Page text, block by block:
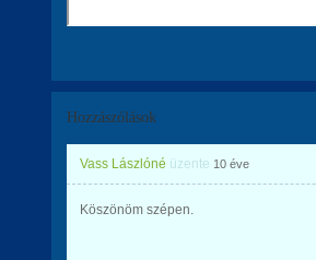
Hozzászólások
Vass Lászlóné üzente 10 éve
Köszönöm szépen.